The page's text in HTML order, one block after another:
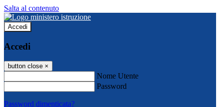
Salta al contenuto
Accedi
Accedi
button close ×
Nome Utente
Password
Password dimenticata?